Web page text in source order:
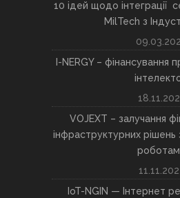
10 ідей щодо інтеграції
MilTech з
I-NERGY – фінансування
VOJEXT – залучання
інфраструктурних рішень
IoT-NGIN — Інтернет